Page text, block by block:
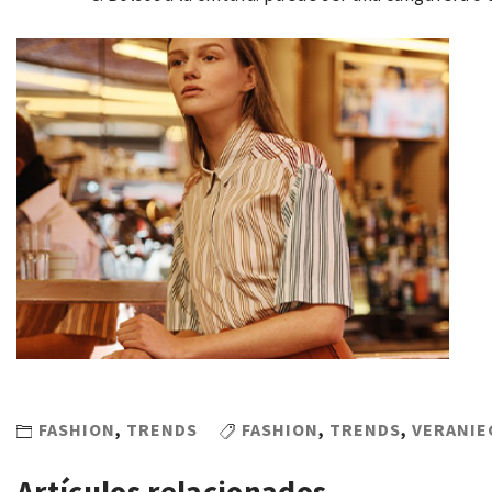
FASHION, TRENDS FASHION, TRENDS,